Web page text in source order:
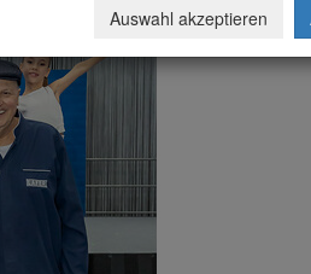
Auswahl akzeptieren